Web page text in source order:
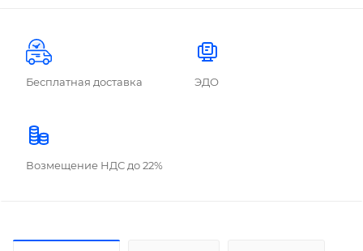
Бесплатная доставка ЭДО
Возмещение НДС до 22%